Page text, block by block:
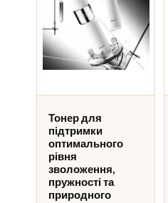
Тонер для
підтримки
оптимального
рівня
зволоження,
пружності та
природного